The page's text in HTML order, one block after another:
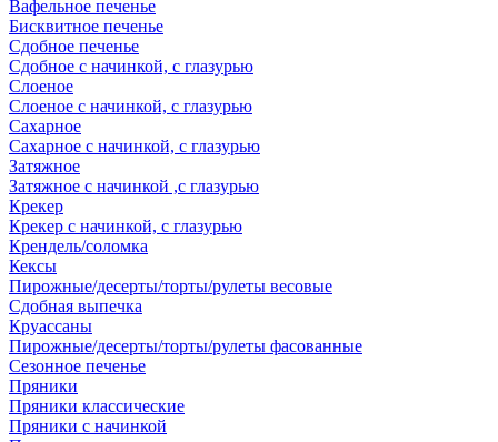
Вафельное печенье
Бисквитное печенье
Сдобное печенье
Сдобное с начинкой, с глазурью
Слоеное
Слоеное с начинкой, с глазурью
Сахарное
Сахарное с начинкой, с глазурью
Затяжное
Затяжное с начинкой ,с глазурью
Крекер
Крекер с начинкой, с глазурью
Крендель/соломка
Кексы
Пирожные/десерты/торты/рулеты весовые
Сдобная выпечка
Круассаны
Пирожные/десерты/торты/рулеты фасованные
Сезонное печенье
Пряники
Пряники классические
Пряники с начинкой